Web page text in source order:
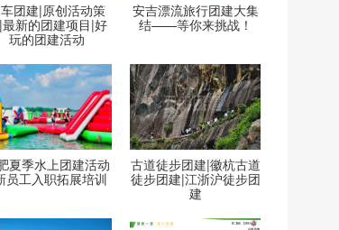
团建|原创活动策
新的团建项目|好
玩的团建活动
安吉漂流旅行团建大集
结——等你来挑战！
夏季水上团建活动
员工入职拓展培训
古道徒步团建|徽杭古道
徒步团建|江浙沪徒步团
建